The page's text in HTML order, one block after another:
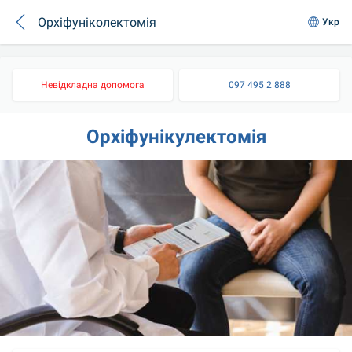
Орхіфуніколектомія Укр
Невідкладна допомога 097 495 2 888
Орхіфунікулектомія